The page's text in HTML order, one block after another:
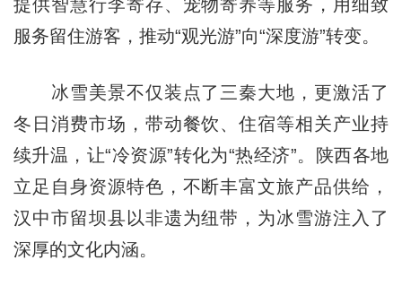
提供智慧行李寄存、宠物寄养等服务，用细致
服务留住游客，推动“观光游”向“深度游”转变。
冰雪美景不仅装点了三秦大地，更激活了
冬日消费市场，带动餐饮、住宿等相关产业持
续升温，让“冷资源”转化为“热经济”。陕西各地
立足自身资源特色，不断丰富文旅产品供给，
汉中市留坝县以非遗为纽带，为冰雪游注入了
深厚的文化内涵。